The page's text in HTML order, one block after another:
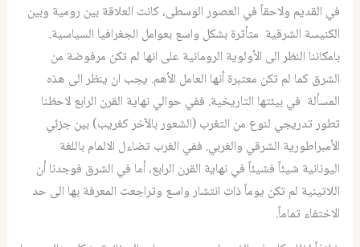
في القديم ولاحقاً في العصور الوسطى، كانت العلاقة بين رومية وبين
الكنيسة الشرقية متأثرة بشكل واسع بعوامل الجغرافيا السياسية.
بامكاننا النظر الى الأولوية الرومانية على انها لم تكن مرفوضة من
الشرق كما لم تكن معتبرة أنها العامل الأهم. يجب ان ينظر الى هذه
المسألة في بيئتها التاريخية. ففي حوالي نهاية القرن الرابع لاحظنا
تطور تدريجي لنوع من التغرب (الشعور بالآخر كغريب) بين جزئي
الأمبراطورية الشرقي والغربي. ففي الغرب تضاءل الالمام باللغة
اليونانية شيئاً فشيئاً في نهاية القرن الرابع، أما في الشرق فوجدنا أن
اللاتينية لم تكن يوماً ذات انتشار واسع وتراجعت المعرفة بها الى حد
الاختفاء تماماً.